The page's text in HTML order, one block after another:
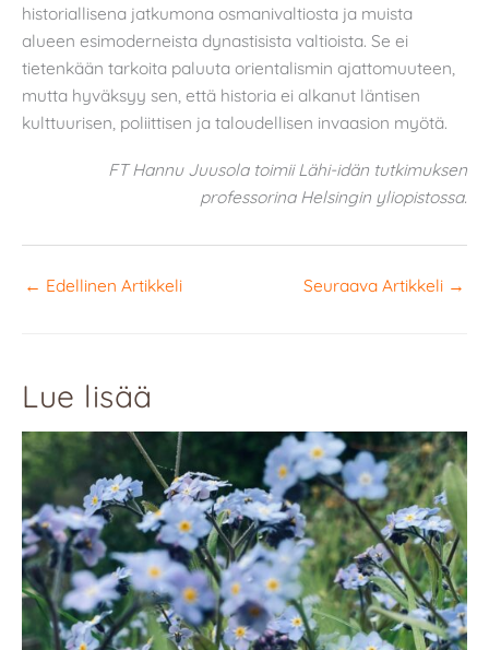
historiallisena jatkumona osmanivaltiosta ja muista
alueen esimoderneista dynastisista valtioista. Se ei
tietenkään tarkoita paluuta orientalismin ajattomuuteen,
mutta hyväksyy sen, että historia ei alkanut läntisen
kulttuurisen, poliittisen ja taloudellisen invaasion myötä.
FT Hannu Juusola toimii Lähi-idän tutkimuksen
professorina Helsingin yliopistossa.
← Edellinen Artikkeli Seuraava Artikkeli →
Lue lisää